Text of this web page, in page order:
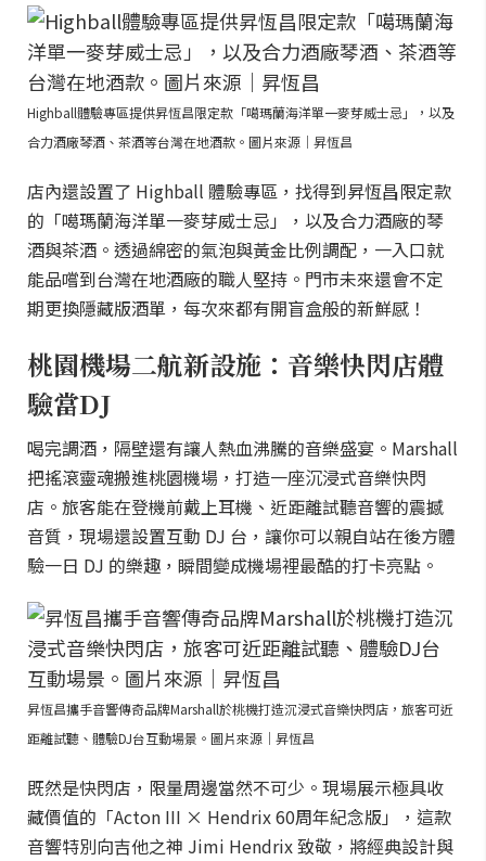
Highball體驗專區提供昇恆昌限定款「噶瑪蘭海洋單一麥芽威士忌」，以及
合力酒廠琴酒、茶酒等台灣在地酒款。圖片來源｜昇恆昌
店內還設置了 Highball 體驗專區，找得到昇恆昌限定款
的「噶瑪蘭海洋單一麥芽威士忌」，以及合力酒廠的琴
酒與茶酒。透過綿密的氣泡與黃金比例調配，一入口就
能品嚐到台灣在地酒廠的職人堅持。門市未來還會不定
期更換隱藏版酒單，每次來都有開盲盒般的新鮮感！
桃園機場二航新設施：音樂快閃店體
驗當DJ
喝完調酒，隔壁還有讓人熱血沸騰的音樂盛宴。Marshall
把搖滾靈魂搬進桃園機場，打造一座沉浸式音樂快閃
店。旅客能在登機前戴上耳機、近距離試聽音響的震撼
音質，現場還設置互動 DJ 台，讓你可以親自站在後方體
驗一日 DJ 的樂趣，瞬間變成機場裡最酷的打卡亮點。
昇恆昌攜手音響傳奇品牌Marshall於桃機打造沉浸式音樂快閃店，旅客可近
距離試聽、體驗DJ台互動場景。圖片來源｜昇恆昌
既然是快閃店，限量周邊當然不可少。現場展示極具收
藏價值的「Acton III × Hendrix 60周年紀念版」，這款
音響特別向吉他之神 Jimi Hendrix 致敬，將經典設計與